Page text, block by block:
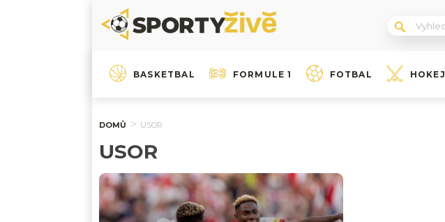
BASKETBAL FORMULE 1 FOTBAL HOKEJ
DOMŮ USOR
USOR